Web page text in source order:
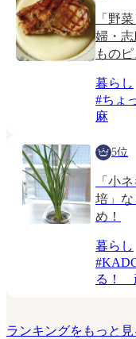
「野
婦・
ものピ
暮らし
#ちょ
麻
5位
「小
培」
め！
暮らし
#
る！
ランキングをもっと見